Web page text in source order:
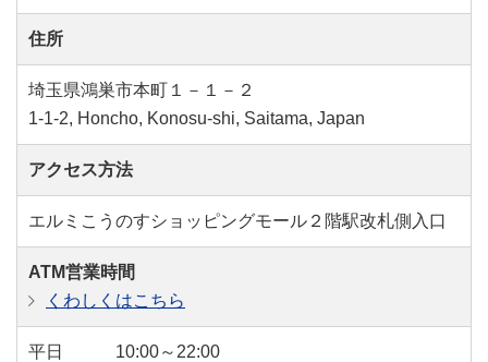
住所
埼玉県鴻巣市本町１－１－２
1-1-2, Honcho, Konosu-shi, Saitama, Japan
アクセス方法
エルミこうのすショッピングモール２階駅改札側入口
ATM営業時間
くわしくはこちら
平日
10:00～22:00